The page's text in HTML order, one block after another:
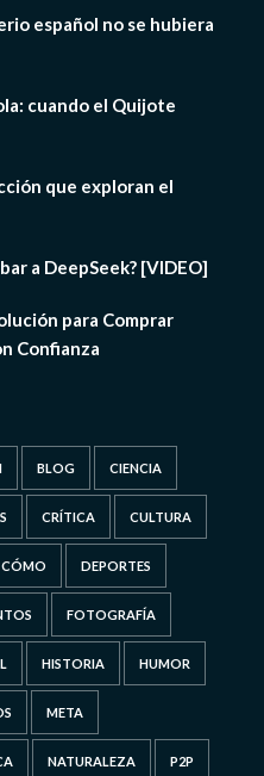
español no se hubiera
cuando el Quijote
que exploran el
a DeepSeek? [VIDEO]
para Comprar
Confianza
BLOG CIENCIA
CRÍTICA CULTURA
CÓMO DEPORTES
FOTOGRAFÍA
HISTORIA HUMOR
META
NATURALEZA P2P